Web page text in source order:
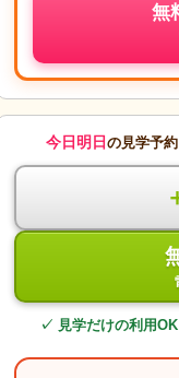
無
今日明日 の見学予約
✓ 見学だけの利用